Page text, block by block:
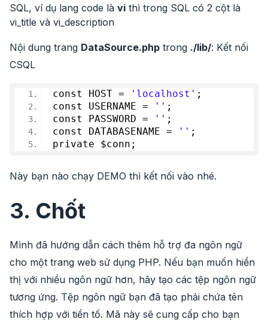
SQL, ví dụ lang code là vi thì trong SQL có 2 cột là
vi_title và vi_description
Nội dung trang DataSource.php trong ./lib/: Kết nối
CSQL
const HOST = 'localhost' ;
const USERNAME =
'' ;
const PASSWORD =
'' ;
const DATABASENAME =
'' ;
private $conn;
Này bạn nào chạy DEMO thì kết nối vào nhé.
3. Chốt
Mình đã hướng dẫn cách thêm hỗ trợ đa ngôn ngữ
cho một trang web sử dụng PHP. Nếu bạn muốn hiển
thị với nhiều ngôn ngữ hơn, hãy tạo các tệp ngôn ngữ
tương ứng. Tệp ngôn ngữ bạn đã tạo phải chứa tên
thích hợp với tiền tố. Mã này sẽ cung cấp cho bạn